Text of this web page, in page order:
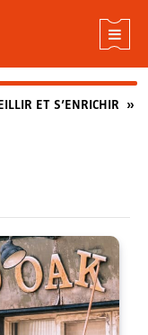
ET S’ENRICHIR »